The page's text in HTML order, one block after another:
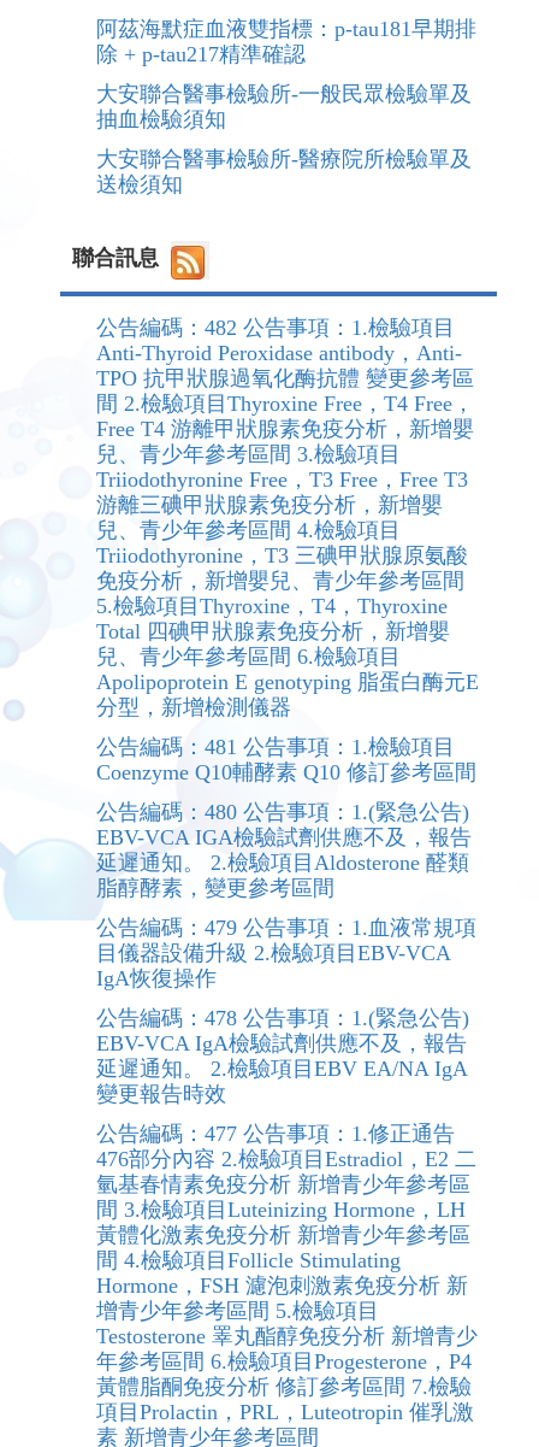
阿茲海默症血液雙指標：p-tau181早期排
除 + p-tau217精準確認
大安聯合醫事檢驗所-一般民眾檢驗單及
抽血檢驗須知
大安聯合醫事檢驗所-醫療院所檢驗單及
送檢須知
聯合訊息
公告編碼：482 公告事項：1.檢驗項目
Anti-Thyroid Peroxidase antibody，Anti-
TPO 抗甲狀腺過氧化酶抗體 變更參考區
間 2.檢驗項目Thyroxine Free，T4 Free，
Free T4 游離甲狀腺素免疫分析，新增嬰
兒、青少年參考區間 3.檢驗項目
Triiodothyronine Free，T3 Free，Free T3
游離三碘甲狀腺素免疫分析，新增嬰
兒、青少年參考區間 4.檢驗項目
Triiodothyronine，T3 三碘甲狀腺原氨酸
免疫分析，新增嬰兒、青少年參考區間
5.檢驗項目Thyroxine，T4，Thyroxine
Total 四碘甲狀腺素免疫分析，新增嬰
兒、青少年參考區間 6.檢驗項目
Apolipoprotein E genotyping 脂蛋白酶元E
分型，新增檢測儀器
公告編碼：481 公告事項：1.檢驗項目
Coenzyme Q10輔酵素 Q10 修訂參考區間
公告編碼：480 公告事項：1.(緊急公告)
EBV-VCA IGA檢驗試劑供應不及，報告
延遲通知。 2.檢驗項目Aldosterone 醛類
脂醇酵素，變更參考區間
公告編碼：479 公告事項：1.血液常規項
目儀器設備升級 2.檢驗項目EBV-VCA
IgA恢復操作
公告編碼：478 公告事項：1.(緊急公告)
EBV-VCA IgA檢驗試劑供應不及，報告
延遲通知。 2.檢驗項目EBV EA/NA IgA
變更報告時效
公告編碼：477 公告事項：1.修正通告
476部分內容 2.檢驗項目Estradiol，E2 二
氫基春情素免疫分析 新增青少年參考區
間 3.檢驗項目Luteinizing Hormone，LH
黃體化激素免疫分析 新增青少年參考區
間 4.檢驗項目Follicle Stimulating
Hormone，FSH 濾泡刺激素免疫分析 新
增青少年參考區間 5.檢驗項目
Testosterone 睪丸酯醇免疫分析 新增青少
年參考區間 6.檢驗項目Progesterone，P4
黃體脂酮免疫分析 修訂參考區間 7.檢驗
項目Prolactin，PRL，Luteotropin 催乳激
素 新增青少年參考區間